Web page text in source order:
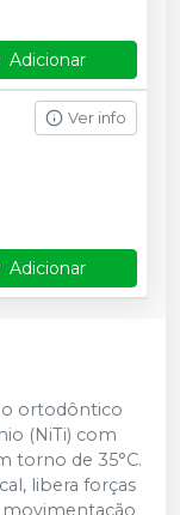
Adicionar
Ver info
Adicionar
ortodôntico
(NiTi) com
torno de 35°C.
libera forças